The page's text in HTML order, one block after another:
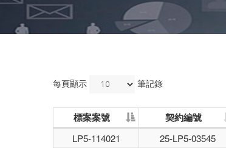
每頁顯示 筆記錄
標案案號 契約編號
LP5-114021 25-LP5-03545